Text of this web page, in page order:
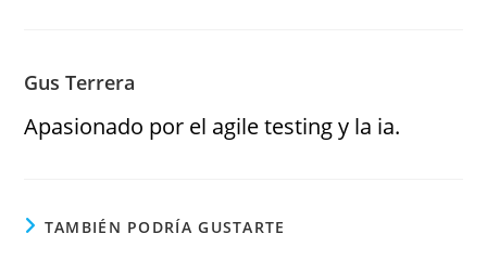
Gus Terrera
Apasionado por el agile testing y la ia.
TAMBIÉN PODRÍA GUSTARTE